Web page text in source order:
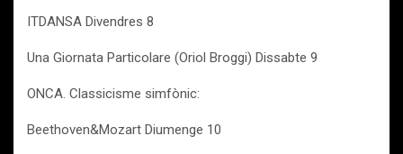
ITDANSA Divendres 8
Una Giornata Particolare (Oriol Broggi) Dissabte 9
ONCA. Classicisme simfònic:
Beethoven&Mozart Diumenge 10